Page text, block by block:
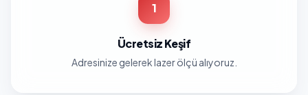
1
Ücretsiz Keşif
Adresinize gelerek lazer ölçü alıyoruz.